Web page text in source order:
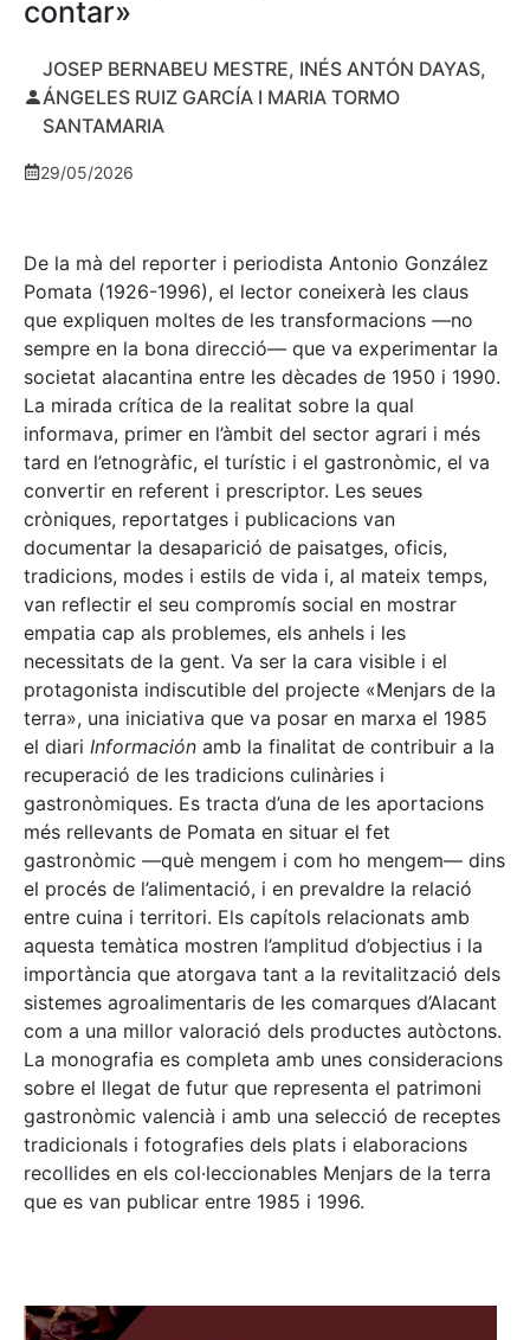
contar»
JOSEP BERNABEU MESTRE, INÉS ANTÓN DAYAS,
ÁNGELES RUIZ GARCÍA I MARIA TORMO
SANTAMARIA
29/05/2026
De la mà del reporter i periodista Antonio González
Pomata (1926-1996), el lector coneixerà les claus
que expliquen moltes de les transformacions —no
sempre en la bona direcció— que va experimentar la
societat alacantina entre les dècades de 1950 i 1990.
La mirada crítica de la realitat sobre la qual
informava, primer en l’àmbit del sector agrari i més
tard en l’etnogràfic, el turístic i el gastronòmic, el va
convertir en referent i prescriptor. Les seues
cròniques, reportatges i publicacions van
documentar la desaparició de paisatges, oficis,
tradicions, modes i estils de vida i, al mateix temps,
van reflectir el seu compromís social en mostrar
empatia cap als problemes, els anhels i les
necessitats de la gent. Va ser la cara visible i el
protagonista indiscutible del projecte «Menjars de la
terra», una iniciativa que va posar en marxa el 1985
el diari Información amb la finalitat de contribuir a la
recuperació de les tradicions culinàries i
gastronòmiques. Es tracta d’una de les aportacions
més rellevants de Pomata en situar el fet
gastronòmic —què mengem i com ho mengem— dins
el procés de l’alimentació, i en prevaldre la relació
entre cuina i territori. Els capítols relacionats amb
aquesta temàtica mostren l’amplitud d’objectius i la
importància que atorgava tant a la revitalització dels
sistemes agroalimentaris de les comarques d’Alacant
com a una millor valoració dels productes autòctons.
La monografia es completa amb unes consideracions
sobre el llegat de futur que representa el patrimoni
gastronòmic valencià i amb una selecció de receptes
tradicionals i fotografies dels plats i elaboracions
recollides en els col·leccionables Menjars de la terra
que es van publicar entre 1985 i 1996.